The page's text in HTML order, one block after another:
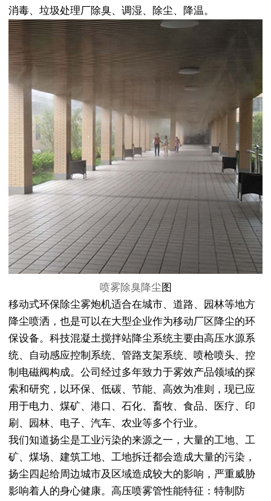
消毒、垃圾处理厂除臭、调湿、除尘、降温。
喷雾除臭降尘图
移动式环保除尘雾炮机适合在城市、道路、园林等地方
降尘喷洒，也是可以在大型企业作为移动厂区降尘的环
保设备。科技混凝土搅拌站降尘系统主要由高压水源系
统、自动感应控制系统、管路支架系统、喷枪喷头、控
制电磁阀构成。公司经过多年致力于雾效产品领域的探
索和研究，以环保、低碳、节能、高效为准则，现已应
用于电力、煤矿、港口、石化、畜牧、食品、医疗、印
刷、园林、电子、汽车、农业等多个行业。
我们知道扬尘是工业污染的来源之一，大量的工地、工
矿、煤场、建筑工地、工地拆迁都会造成大量的污染，
扬尘四起给周边城市及区域造成较大的影响，严重威胁
影响着人的身心健康。高压喷雾管性能特征：特制防